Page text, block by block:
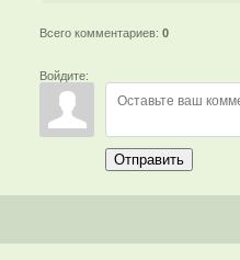
Всего комментариев:0
Войдите:
Отправить